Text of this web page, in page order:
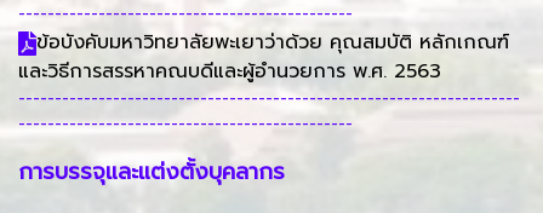
----------------------------------------------
ข้อบังคับมหาวิทยาลัยพะเยาว่าด้วย คุณสมบัติ หลักเกณฑ์
และวิธีการสรรหาคณบดีและผู้อำนวยการ พ.ศ. 2563
---------------------------------------------------------------------
----------------------------------------------
การบรรจุและแต่งตั้งบุคลากร